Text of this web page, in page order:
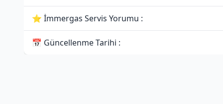
⭐ İmmergas Servis Yorumu :
📅 Güncellenme Tarihi :